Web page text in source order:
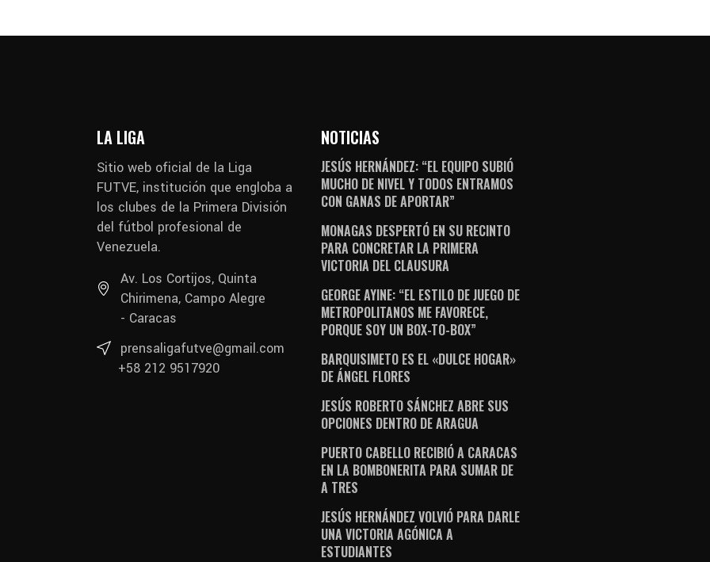
LA LIGA
Sitio web oficial de la Liga
FUTVE, institución que engloba a
los clubes de la Primera División
del fútbol profesional de
Venezuela.
Av. Los Cortijos, Quinta
Chirimena, Campo Alegre
- Caracas
prensaligafutve@gmail.com
+58 212 9517920
NOTICIAS
JESÚS HERNÁNDEZ: “EL EQUIPO SUBIÓ
MUCHO DE NIVEL Y TODOS ENTRAMOS
CON GANAS DE APORTAR”
MONAGAS DESPERTÓ EN SU RECINTO
PARA CONCRETAR LA PRIMERA
VICTORIA DEL CLAUSURA
GEORGE AYINE: “EL ESTILO DE JUEGO DE
METROPOLITANOS ME FAVORECE,
PORQUE SOY UN BOX-TO-BOX”
BARQUISIMETO ES EL «DULCE HOGAR»
DE ÁNGEL FLORES
JESÚS ROBERTO SÁNCHEZ ABRE SUS
OPCIONES DENTRO DE ARAGUA
PUERTO CABELLO RECIBIÓ A CARACAS
EN LA BOMBONERITA PARA SUMAR DE
A TRES
JESÚS HERNÁNDEZ VOLVIÓ PARA DARLE
UNA VICTORIA AGÓNICA A
ESTUDIANTES